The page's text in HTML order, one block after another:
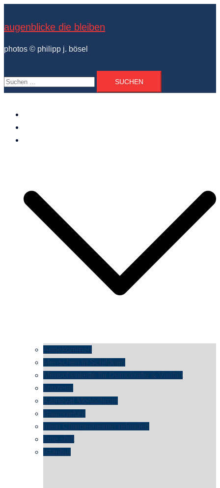
springen
augenblicke die bleiben
photos © philipp j. bösel
Suchen
nach:
Angekommen
Menschen in Schildgen
Menschenkette für Demokratie & Vielfalt
konzerte
Karneval Monochrom
Baumgefühl
mein Chargesheimer reloaded
time shift
Istanbul